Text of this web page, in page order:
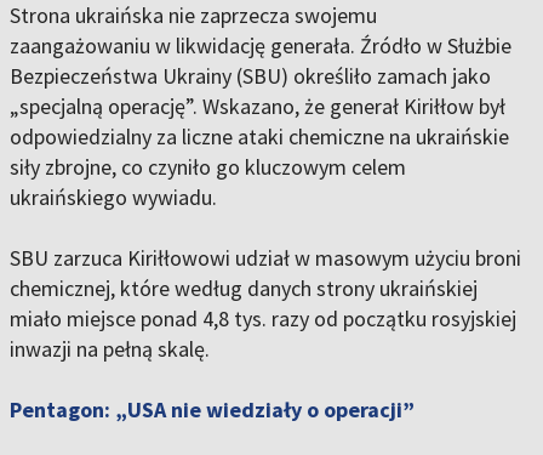
Strona ukraińska nie zaprzecza swojemu
zaangażowaniu w likwidację generała. Źródło w Służbie
Bezpieczeństwa Ukrainy (SBU) określiło zamach jako
„specjalną operację”. Wskazano, że generał Kiriłłow był
odpowiedzialny za liczne ataki chemiczne na ukraińskie
siły zbrojne, co czyniło go kluczowym celem
ukraińskiego wywiadu.
SBU zarzuca Kiriłłowowi udział w masowym użyciu broni
chemicznej, które według danych strony ukraińskiej
miało miejsce ponad 4,8 tys. razy od początku rosyjskiej
inwazji na pełną skalę.
Pentagon: „USA nie wiedziały o operacji”